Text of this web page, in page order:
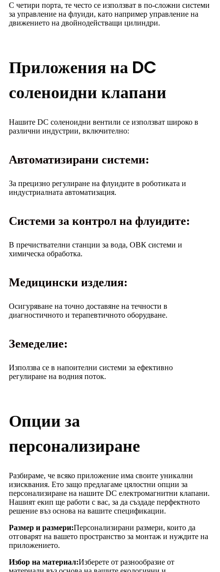
С четири порта, те често се използват в по-сложни системи
за управление на флуиди, като например управление на
движението на двойнодействащи цилиндри.
Приложения на DC
соленоидни клапани
Нашите DC соленоидни вентили се използват широко в
различни индустрии, включително:
Автоматизирани системи:
За прецизно регулиране на флуидите в роботиката и
индустриалната автоматизация.
Системи за контрол на флуидите:
В пречиствателни станции за вода, ОВК системи и
химическа обработка.
Медицински изделия:
Осигуряване на точно доставяне на течности в
диагностичното и терапевтичното оборудване.
Земеделие:
Използва се в напоителни системи за ефективно
регулиране на водния поток.
Опции за
персонализиране
Разбираме, че всяко приложение има своите уникални
изисквания. Ето защо предлагаме цялостни опции за
персонализиране на нашите DC електромагнитни клапани.
Нашият екип ще работи с вас, за да създаде перфектното
решение въз основа на вашите спецификации.
Размер и размери:Персонализирани размери, които да
отговарят на вашето пространство за монтаж и нуждите на
приложението.
Избор на материал:Изберете от разнообразие от